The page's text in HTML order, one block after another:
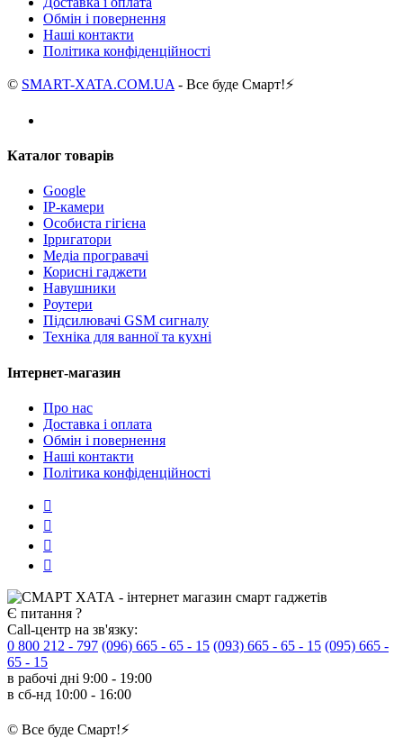
Обмін і повернення
Наші контакти
Політика конфіденційності
© SMART-XATA.COM.UA - Все буде Смарт!⚡️
Каталог товарів
Google
IP-камери
Особиста гігієна
Ірригатори
Медіа програвачі
Корисні гаджети
Навушники
Роутери
Підсилювачі GSM сигналу
Техніка для ванної та кухні
Інтернет-магазин
Про нас
Доставка і оплата
Обмін і повернення
Наші контакти
Політика конфіденційності
Є питання ?
Call-центр на зв'язку:
0 800 212 - 797 (096) 665 - 65 - 15 (093) 665 - 65 - 15 (095) 665 -
65 - 15
в рабочі дні 9:00 - 19:00
в сб-нд 10:00 - 16:00
© Все буде Смарт!⚡️